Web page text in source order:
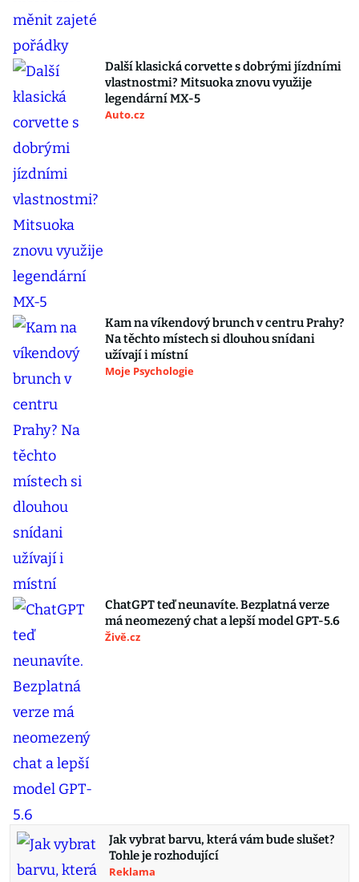
Další klasická corvette s dobrými jízdními
vlastnostmi? Mitsuoka znovu využije
legendární MX-5
Auto.cz
Kam na víkendový brunch v centru Prahy?
Na těchto místech si dlouhou snídani
užívají i místní
Moje Psychologie
ChatGPT teď neunavíte. Bezplatná verze
má neomezený chat a lepší model GPT-5.6
Živě.cz
Jak vybrat barvu, která vám bude slušet?
Tohle je rozhodující
Reklama